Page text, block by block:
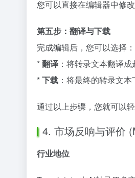
您可以直接在编辑器中修
第五步：翻译与下载
完成编辑后，您可以选择：
*翻译 ：将转录文本翻译成
*下载 ：将最终的转录文
通过以上步骤，您就可以
4. 市场反响与评价
行业地位